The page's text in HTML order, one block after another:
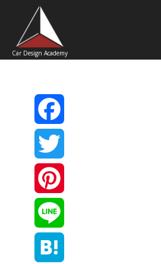
Car Design Academy
Facebook
Twitter
Pinterest
Line